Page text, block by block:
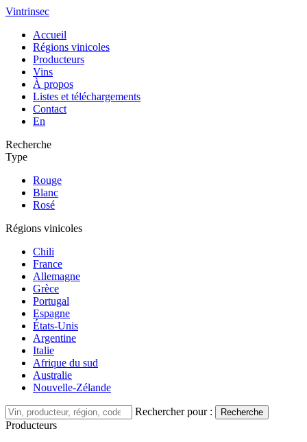
Vintrinsec
Accueil
Régions vinicoles
Producteurs
Vins
À propos
Listes et téléchargements
Contact
En
Recherche
Type
Rouge
Blanc
Rosé
Régions vinicoles
Chili
France
Allemagne
Grèce
Portugal
Espagne
États-Unis
Argentine
Italie
Afrique du sud
Australie
Nouvelle-Zélande
Rechercher pour : Recherche
Producteurs